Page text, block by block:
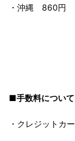
・沖縄 860円
■手数料について
・クレジットカ